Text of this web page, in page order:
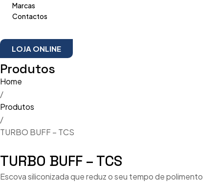
Marcas
Contactos
LOJA ONLINE
Produtos
Home
/
Produtos
/
TURBO BUFF – TCS
TURBO BUFF – TCS
Escova siliconizada que reduz o seu tempo de polimento